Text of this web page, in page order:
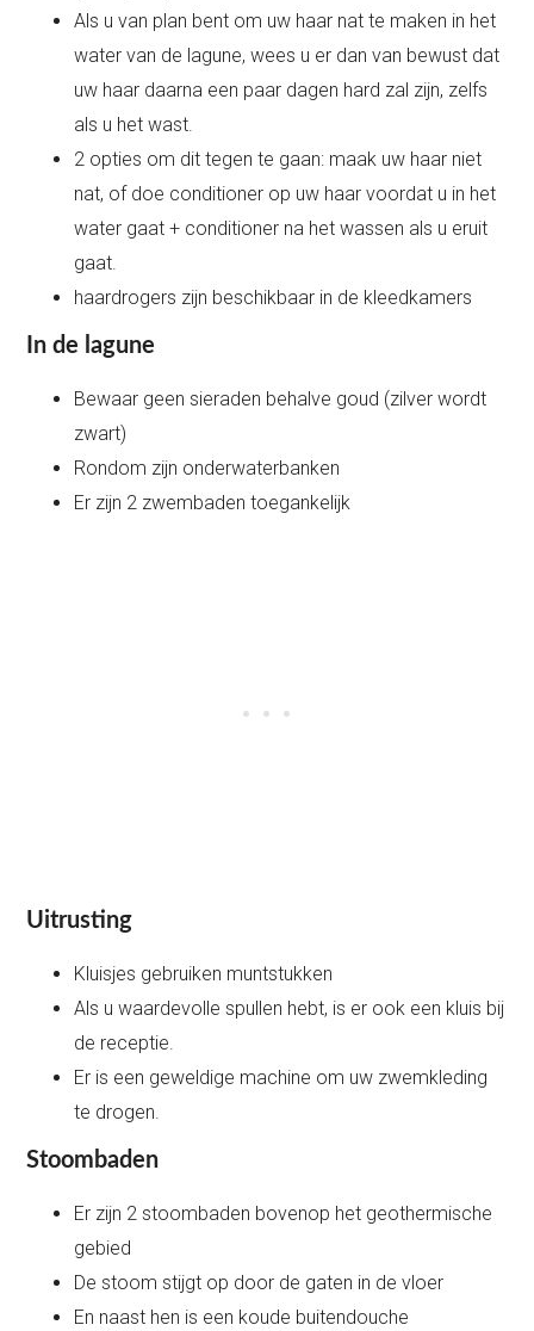
Als u van plan bent om uw haar nat te maken in het
water van de lagune, wees u er dan van bewust dat
uw haar daarna een paar dagen hard zal zijn, zelfs
als u het wast.
2 opties om dit tegen te gaan: maak uw haar niet
nat, of doe conditioner op uw haar voordat u in het
water gaat + conditioner na het wassen als u eruit
gaat.
haardrogers zijn beschikbaar in de kleedkamers
In de lagune
Bewaar geen sieraden behalve goud (zilver wordt
zwart)
Rondom zijn onderwaterbanken
Er zijn 2 zwembaden toegankelijk
Uitrusting
Kluisjes gebruiken muntstukken
Als u waardevolle spullen hebt, is er ook een kluis bij
de receptie.
Er is een geweldige machine om uw zwemkleding
te drogen.
Stoombaden
Er zijn 2 stoombaden bovenop het geothermische
gebied
De stoom stijgt op door de gaten in de vloer
En naast hen is een koude buitendouche